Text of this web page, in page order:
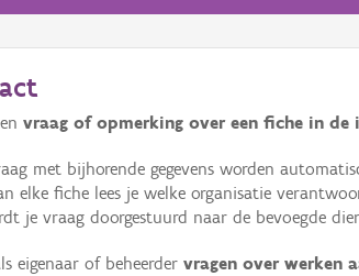
vraag of opmerking over een fiche in de
met bijhorende gegevens worden
elke fiche lees je welke organisatie
je vraag doorgestuurd naar de bevoegde
eigenaar of beheerder vragen over werken